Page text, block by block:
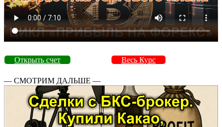
Открыть счет Весь Курс
— СМОТРИМ ДАЛЬШЕ —